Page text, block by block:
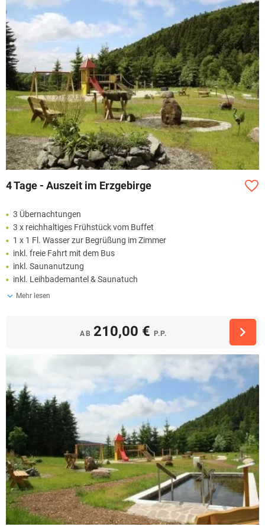
4 Tage - Auszeit im Erzgebirge
3 Übernachtungen
3 x reichhaltiges Frühstück vom Buffet
1 x 1 Fl. Wasser zur Begrüßung im Zimmer
inkl. freie Fahrt mit dem Bus
inkl. Saunanutzung
inkl. Leihbademantel & Saunatuch
Mehr lesen
AB 210,00 € P.P.